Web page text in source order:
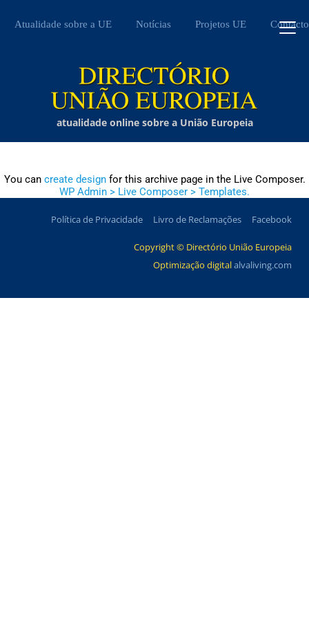
Atualidade sobre a UE Notícias Projetos UE Contacto
atualidade online sobre a União Europeia
You can create designfor this archive page in the Live Composer.
WP Admin > Live Composer > Templates.
Política de Privacidade Livro de Reclamações Facebook
Copyright © Directório União Europeia
Optimização digitalalvaliving.com